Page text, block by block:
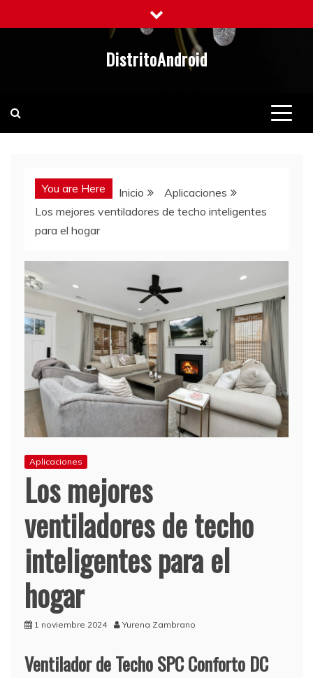
al
DistritoAndroid
You are Here Inicio
Aplicaciones
Los mejores ventiladores de techo inteligentes
para el hogar
Aplicaciones
Los mejores
ventiladores de techo
inteligentes para el
hogar
1 noviembre 2024 Yurena Zambrano
Ventilador de Techo SPC Conforto DC